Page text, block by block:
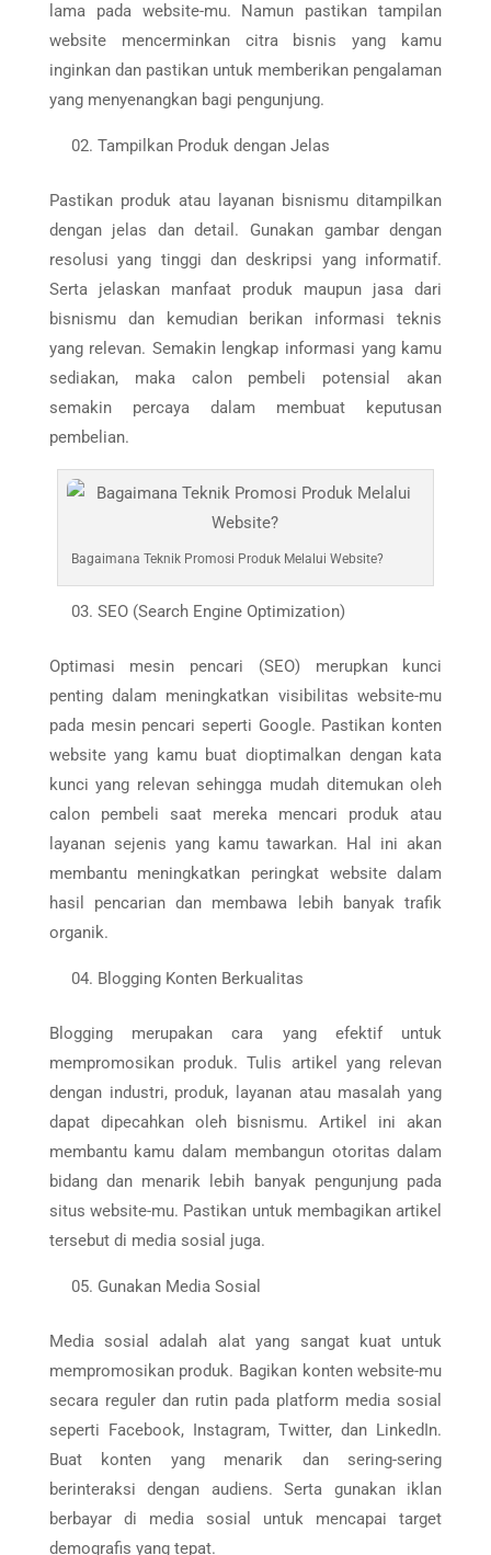
lama pada website-mu. Namun pastikan tampilan
website mencerminkan citra bisnis yang kamu
inginkan dan pastikan untuk memberikan pengalaman
yang menyenangkan bagi pengunjung.
Tampilkan Produk dengan Jelas
Pastikan produk atau layanan bisnismu ditampilkan
dengan jelas dan detail. Gunakan gambar dengan
resolusi yang tinggi dan deskripsi yang informatif.
Serta jelaskan manfaat produk maupun jasa dari
bisnismu dan kemudian berikan informasi teknis
yang relevan. Semakin lengkap informasi yang kamu
sediakan, maka calon pembeli potensial akan
semakin percaya dalam membuat keputusan
pembelian.
Bagaimana Teknik Promosi Produk Melalui Website?
SEO (Search Engine Optimization)
Optimasi mesin pencari (SEO) merupkan kunci
penting dalam meningkatkan visibilitas website-mu
pada mesin pencari seperti Google. Pastikan konten
website yang kamu buat dioptimalkan dengan kata
kunci yang relevan sehingga mudah ditemukan oleh
calon pembeli saat mereka mencari produk atau
layanan sejenis yang kamu tawarkan. Hal ini akan
membantu meningkatkan peringkat website dalam
hasil pencarian dan membawa lebih banyak trafik
organik.
Blogging Konten Berkualitas
Blogging merupakan cara yang efektif untuk
mempromosikan produk. Tulis artikel yang relevan
dengan industri, produk, layanan atau masalah yang
dapat dipecahkan oleh bisnismu. Artikel ini akan
membantu kamu dalam membangun otoritas dalam
bidang dan menarik lebih banyak pengunjung pada
situs website-mu. Pastikan untuk membagikan artikel
tersebut di media sosial juga.
Gunakan Media Sosial
Media sosial adalah alat yang sangat kuat untuk
mempromosikan produk. Bagikan konten website-mu
secara reguler dan rutin pada platform media sosial
seperti Facebook, Instagram, Twitter, dan LinkedIn.
Buat konten yang menarik dan sering-sering
berinteraksi dengan audiens. Serta gunakan iklan
berbayar di media sosial untuk mencapai target
demografis yang tepat.